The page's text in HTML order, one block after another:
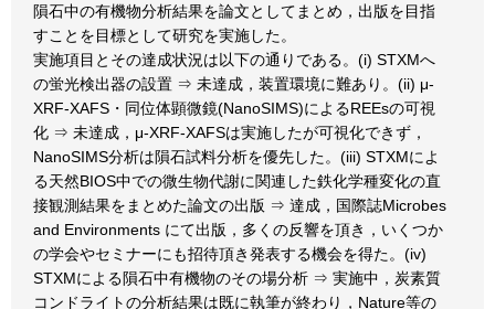
隕石中の有機物分析結果を論文としてまとめ，出版を目指
すことを目標として研究を実施した。
実施項目とその達成状況は以下の通りである。(i) STXMへ
の蛍光検出器の設置 ⇒ 未達成，装置環境に難あり。(ii) μ-
XRF-XAFS・同位体顕微鏡(NanoSIMS)によるREEsの可視
化 ⇒ 未達成，μ-XRF-XAFSは実施したが可視化できず，
NanoSIMS分析は隕石試料分析を優先した。(iii) STXMによ
る天然BIOS中での微生物代謝に関連した鉄化学種変化の直
接観測結果をまとめた論文の出版 ⇒ 達成，国際誌Microbes
and Environments にて出版，多くの反響を頂き，いくつか
の学会やセミナーにも招待頂き発表する機会を得た。(iv)
STXMによる隕石中有機物のその場分析 ⇒ 実施中，炭素質
コンドライトの分析結果は既に執筆が終わり，Nature等の